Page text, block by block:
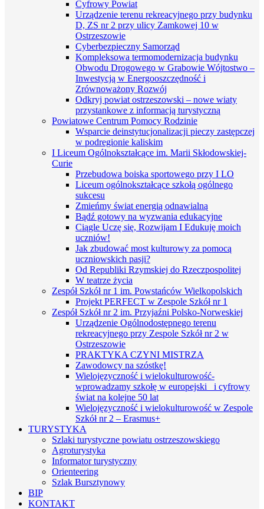
Cyfrowy Powiat
Urządzenie terenu rekreacyjnego przy budynku
D, ZS nr 2 przy ulicy Zamkowej 10 w
Ostrzeszowie
Cyberbezpieczny Samorząd
Kompleksowa termomodernizacja budynku
Obwodu Drogowego w Grabowie Wójtostwo –
Inwestycją w Energooszczędność i
Zrównoważony Rozwój
Odkryj powiat ostrzeszowski – nowe wiaty
przystankowe z informacją turystyczną
Powiatowe Centrum Pomocy Rodzinie
Wsparcie deinstytucjonalizacji pieczy zastępczej
w podregionie kaliskim
I Liceum Ogólnokształcące im. Marii Skłodowskiej-
Curie
Przebudowa boiska sportowego przy I LO
Liceum ogólnokształcące szkołą ogólnego
sukcesu
Zmieńmy świat energią odnawialną
Bądź gotowy na wyzwania edukacyjne
Ciągle Uczę się, Rozwijam I Edukuję moich
uczniów!
Jak zbudować most kulturowy za pomocą
uczniowskich pasji?
Od Republiki Rzymskiej do Rzeczpospolitej
W teatrze życia
Zespół Szkół nr 1 im. Powstańców Wielkopolskich
Projekt PERFECT w Zespole Szkół nr 1
Zespół Szkół nr 2 im. Przyjaźni Polsko-Norweskiej
Urządzenie Ogólnodostępnego terenu
rekreacyjnego przy Zespole Szkół nr 2 w
Ostrzeszowie
PRAKTYKA CZYNI MISTRZA
Zawodowcy na szóstkę!
Wielojęzyczność i wielokulturowość-
wprowadzamy szkołę w europejski i cyfrowy
świat na kolejne 50 lat
Wielojęzyczność i wielokulturowość w Zespole
Szkół nr 2 – Erasmus+
TURYSTYKA
Szlaki turystyczne powiatu ostrzeszowskiego
Agroturystyka
Informator turystyczny
Orienteering
Szlak Bursztynowy
BIP
KONTAKT